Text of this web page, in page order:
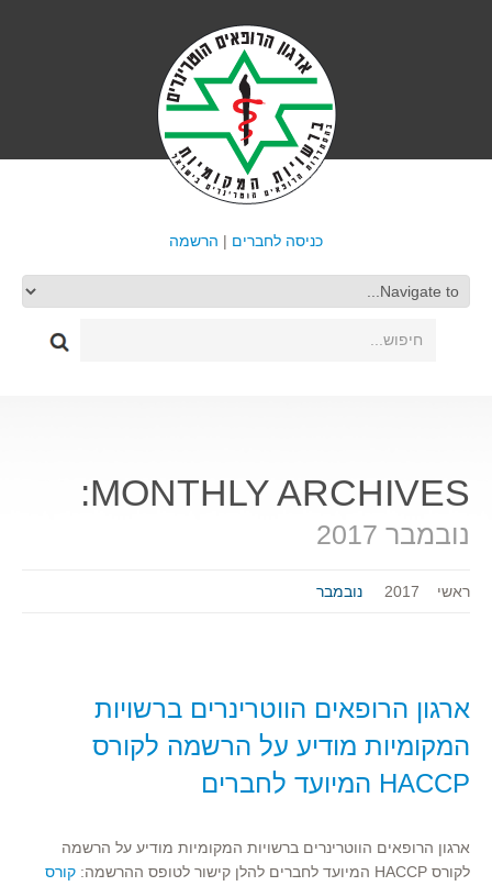
כניסה לחברים | הרשמה
MONTHLY ARCHIVES:
נובמבר 2017
ראשי 2017 נובמבר
ארגון הרופאים הווטרינרים ברשויות
המקומיות מודיע על הרשמה לקורס
HACCP המיועד לחברים
ארגון הרופאים הווטרינרים ברשויות המקומיות מודיע על הרשמה
לקורס HACCP המיועד לחברים להלן קישור לטופס ההרשמה:
קורס